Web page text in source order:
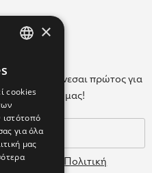
να ενημερώνεσαι πρώτος για
προϊόντα μας!
Πολιτική
×
cookies
για όλα
μας